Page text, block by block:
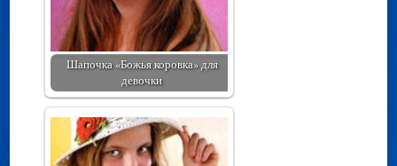
Шапочка «Божья коровка» для
девочки